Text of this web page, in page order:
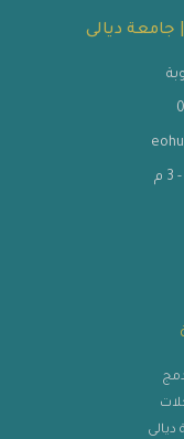
جامعة ديالى
ديالى